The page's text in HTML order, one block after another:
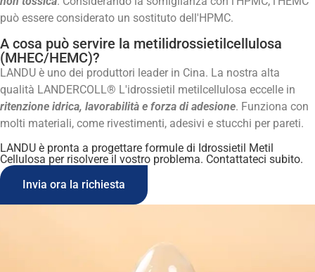
può essere considerato un sostituto dell'HPMC.
A cosa può servire la metilidrossietilcellulosa
(MHEC/HEMC)?
LANDU è uno dei produttori leader in Cina. La nostra alta
qualità LANDERCOLL® L'idrossietil metilcellulosa eccelle in
ritenzione idrica, lavorabilità e forza di adesione. Funziona con
molti materiali, come rivestimenti, adesivi e stucchi per pareti.
LANDU è pronta a progettare formule di Idrossietil Metil
Cellulosa per risolvere il vostro problema. Contattateci subito.
Invia ora la richiesta